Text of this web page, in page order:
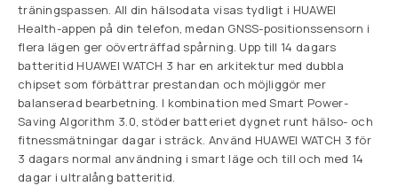
träningspassen. All din hälsodata visas tydligt i HUAWEI
Health-appen på din telefon, medan GNSS-positionssensorn i
flera lägen ger oöverträffad spårning. Upp till 14 dagars
batteritid HUAWEI WATCH 3 har en arkitektur med dubbla
chipset som förbättrar prestandan och möjliggör mer
balanserad bearbetning. I kombination med Smart Power-
Saving Algorithm 3.0, stöder batteriet dygnet runt hälso- och
fitnessmätningar dagar i sträck. Använd HUAWEI WATCH 3 för
3 dagars normal användning i smart läge och till och med 14
dagar i ultralång batteritid.